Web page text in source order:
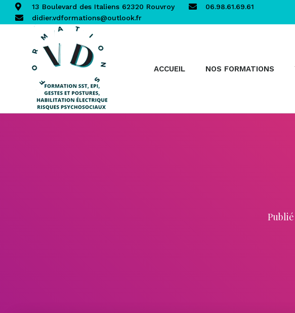
13 Boulevard des Italiens 62320 Rouvroy
06.98.61.69.61
didier.vdformations@outlook.fr
ACCUEIL NOS FORMATIONS